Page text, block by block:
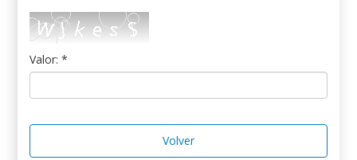
Valor: *
Volver